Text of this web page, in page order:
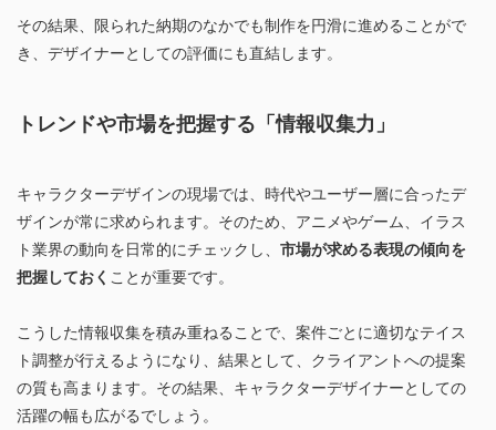
その結果、限られた納期のなかでも制作を円滑に進めることがで
き、デザイナーとしての評価にも直結します。
トレンドや市場を把握する「情報収集力」
キャラクターデザインの現場では、時代やユーザー層に合ったデ
ザインが常に求められます。そのため、アニメやゲーム、イラス
ト業界の動向を日常的にチェックし、 市場が求める表現の傾向を
把握しておく ことが重要です。
こうした情報収集を積み重ねることで、案件ごとに適切なテイス
ト調整が行えるようになり、結果として、クライアントへの提案
の質も高まります。その結果、キャラクターデザイナーとしての
活躍の幅も広がるでしょう。